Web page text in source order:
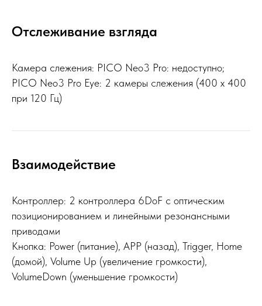
Отслеживание взгляда
Камера слежения: PICO Neo3 Pro: недоступно;
PICO Neo3 Pro Eye: 2 камеры слежения (400 x 400
при 120 Гц)
Взаимодействие
Контроллер: 2 контроллера 6DoF с оптическим
позиционированием и линейными резонансными
приводами
Кнопка: Power (питание), APP (назад), Trigger, Home
(домой), Volume Up (увеличение громкости),
VolumeDown (уменьшение громкости)